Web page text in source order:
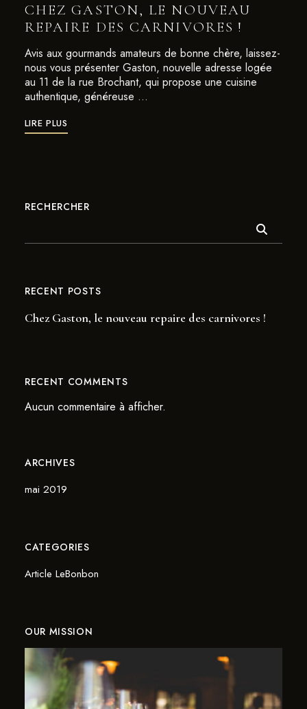
CHEZ GASTON, LE NOUVEAU
REPAIRE DES CARNIVORES !
Avis aux gourmands amateurs de bonne chère, laissez-
nous vous présenter Gaston, nouvelle adresse logée
au 11 de la rue Brochant, qui propose une cuisine
authentique, généreuse …
LIRE PLUS
RECHERCHER
RECENT POSTS
Chez Gaston, le nouveau repaire des carnivores !
RECENT COMMENTS
Aucun commentaire à afficher.
ARCHIVES
mai 2019
CATEGORIES
Article LeBonbon
OUR MISSION